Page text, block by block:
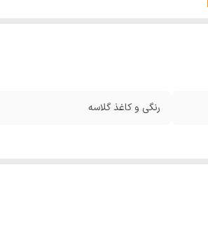
رنگی و کاغذ گلاسه